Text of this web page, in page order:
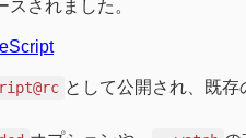
されました。
として公開され、既存